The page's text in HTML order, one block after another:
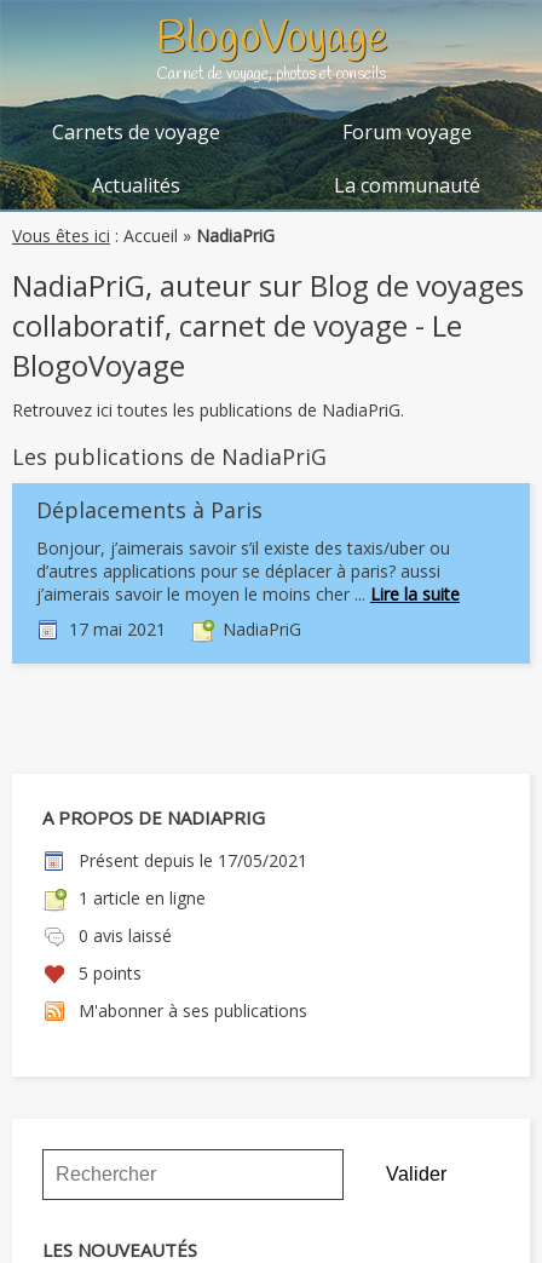
BlogoVoyage
Carnet de voyage, photos et conseils
Carnets de voyage
Forum voyage
Actualités
La communauté
Vous êtes ici : Accueil » NadiaPriG
NadiaPriG, auteur sur Blog de voyages
collaboratif, carnet de voyage - Le
BlogoVoyage
Retrouvez ici toutes les publications de NadiaPriG.
Les publications de NadiaPriG
Déplacements à Paris
Bonjour, j’aimerais savoir s’il existe des taxis/uber ou
d’autres applications pour se déplacer à paris? aussi
j’aimerais savoir le moyen le moins cher ... Lire la suite
17 mai 2021
NadiaPriG
A PROPOS DE NADIAPRIG
Présent depuis le 17/05/2021
1 article en ligne
0 avis laissé
5 points
M'abonner à ses publications
LES NOUVEAUTÉS